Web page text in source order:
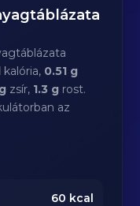
kalória, 0.51 g
zsír, 1.3 g rost.
az
60 kcal